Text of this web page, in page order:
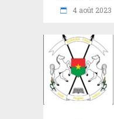
4 août 2023